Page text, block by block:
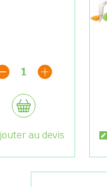
1
au devis